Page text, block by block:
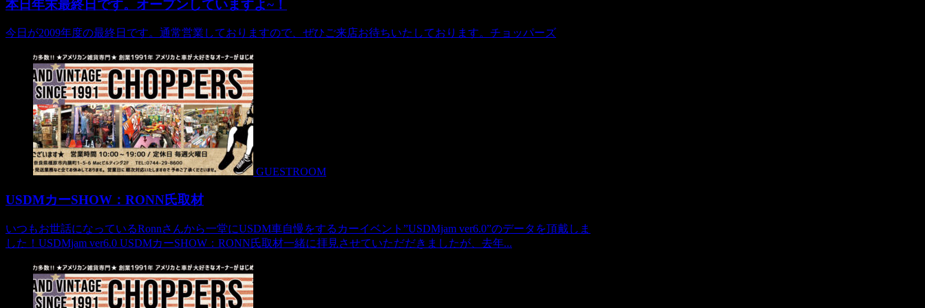
本日年末最終日です。オープンしていますよ~！
今日が2009年度の最終日です。通常営業しておりますので、ぜひご来店お待ちいたしております。チョッパーズ
GUESTROOM
USDMカーSHOW：RONN氏取材
いつもお世話になっているRonnさんから一堂にUSDM車自慢をするカーイベント”USDMjam ver6.0”のデータを頂戴しま
した！USDMjam ver6.0 USDMカーSHOW：RONN氏取材一緒に拝見させていただだきましたが、去年...